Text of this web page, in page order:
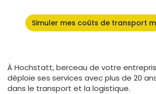
Simuler mes coûts de transport
À Hochstatt, berceau de votre
déploie ses services avec plus de 20
dans le transport et la logistique.